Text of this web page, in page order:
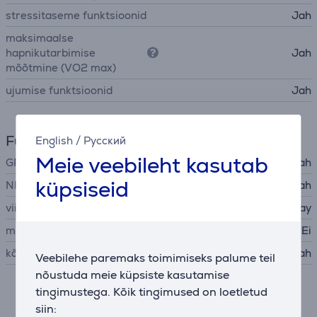
English / Русский
Meie veebileht kasutab
küpsiseid
Veebilehe paremaks toimimiseks palume teil
nõustuda meie küpsiste kasutamise
tingimustega. Kõik tingimused on loetletud
siin:
stressitaseme funktsioonid
Jah
maksimaalse
hapnikutarbimise
mõõtmine (VO2 max)
Jah
ujumise funktsioonid Jah
Funktsioonid
GPS
Jah
NFC
Jah
viipemaksed
Garmin Pay
mikrofon
Ei
kõlarid
Jah
Kirjeldus